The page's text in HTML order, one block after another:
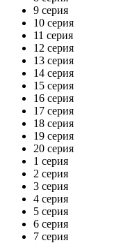
9 серия
10 серия
11 серия
12 серия
13 серия
14 серия
15 серия
16 серия
17 серия
18 серия
19 серия
20 серия
1 серия
2 серия
3 серия
4 серия
5 серия
6 серия
7 серия